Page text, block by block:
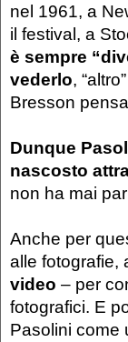
nel 1961, a
il festival, a
è sempre
vederlo,
Bresson
Dunque
nascosto
non ha mai
Anche per
alle fotografie,
video – per
fotografici. E
Pasolini come